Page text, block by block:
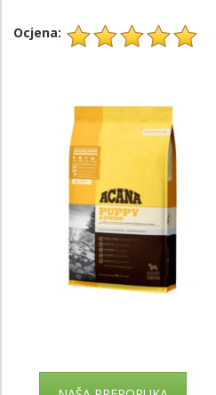
Ocjena: